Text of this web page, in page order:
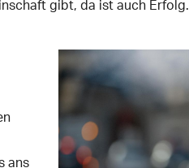
gibt, da ist auch Erfolg.
ans